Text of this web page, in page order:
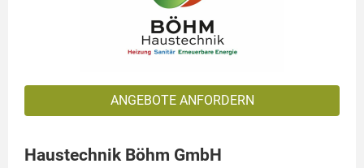
ANGEBOTE ANFORDERN
Haustechnik Böhm GmbH